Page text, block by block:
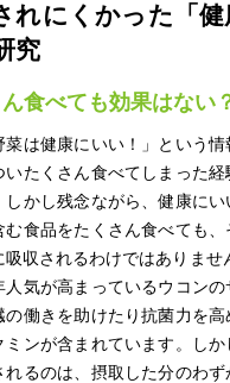
れにくかった「
究
食べても効果はない
菜は健康にいい！」という情
いたくさん食べてしまった経
しかし残念ながら、健康にい
む食品をたくさん食べても、
吸収されるわけではありませ
人気が高まっているウコンの
の働きを助けたり抗菌力を高
ミンが含まれています。しか
れるのは、摂取した分のわず